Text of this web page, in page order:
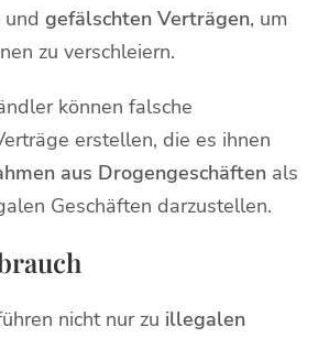
und gefälschten Verträgen, um
zu verschleiern.
können falsche
erstellen, die es ihnen
aus Drogengeschäften als
Geschäften darzustellen.
nicht nur zu illegalen